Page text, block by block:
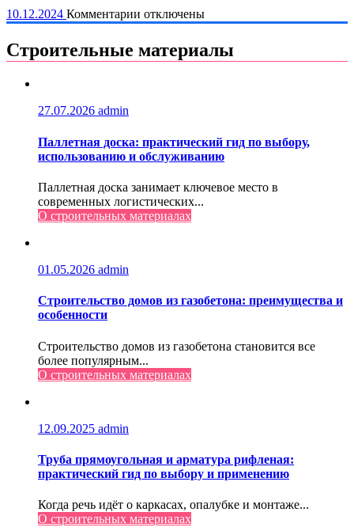
не
ошибок
10.12.2024 Комментарии к
записи
под
вашей
семьи
отключены
Строительные материалы
27.07.2026 admin
Паллетная доска: практический гид по выбору,
использованию и обслуживанию
Паллетная доска занимает ключевое место в
современных логистических...
О строительных материалах
01.05.2026 admin
Строительство домов из газобетона: преимущества и
особенности
Строительство домов из газобетона становится все
более популярным...
О строительных материалах
12.09.2025 admin
Труба прямоугольная и арматура рифленая:
практический гид по выбору и применению
Когда речь идёт о каркасах, опалубке и монтаже...
О строительных материалах